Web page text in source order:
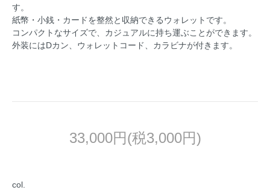
す。
紙幣・小銭・カードを整然と収納できるウォレットです。
コンパクトなサイズで、カジュアルに持ち運ぶことができます。
外装にはDカン、ウォレットコード、カラビナが付きます。
33,000円(税3,000円)
col.